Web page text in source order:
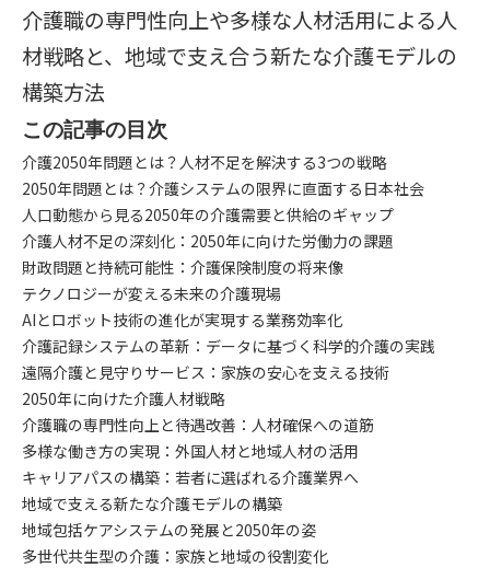
介護職の専門性向上や多様な人材活用による人
材戦略と、地域で支え合う新たな介護モデルの
構築方法
この記事の目次
介護2050年問題とは？人材不足を解決する3つの戦略
2050年問題とは？介護システムの限界に直面する日本社会
人口動態から見る2050年の介護需要と供給のギャップ
介護人材不足の深刻化：2050年に向けた労働力の課題
財政問題と持続可能性：介護保険制度の将来像
テクノロジーが変える未来の介護現場
AIとロボット技術の進化が実現する業務効率化
介護記録システムの革新：データに基づく科学的介護の実践
遠隔介護と見守りサービス：家族の安心を支える技術
2050年に向けた介護人材戦略
介護職の専門性向上と待遇改善：人材確保への道筋
多様な働き方の実現：外国人材と地域人材の活用
キャリアパスの構築：若者に選ばれる介護業界へ
地域で支える新たな介護モデルの構築
地域包括ケアシステムの発展と2050年の姿
多世代共生型の介護：家族と地域の役割変化